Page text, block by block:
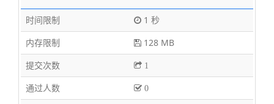
时间限制
1 秒
内存限制
128 MB
提交次数
1
通过人数 0